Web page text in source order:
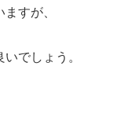
すが、
でしょう。